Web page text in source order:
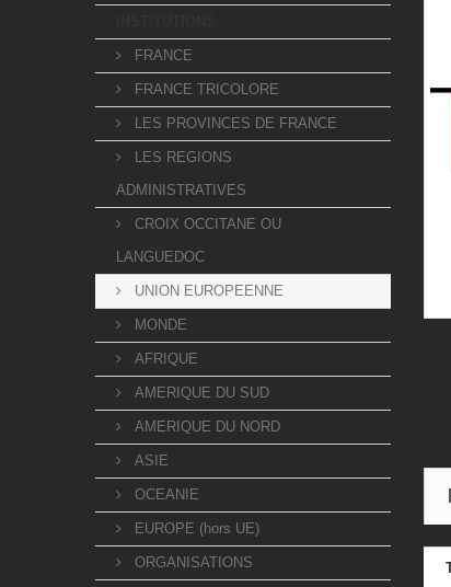
FRANCE
FRANCE TRICOLORE
LES PROVINCES DE FRANCE
LES REGIONS
ADMINISTRATIVES
CROIX OCCITANE OU
LANGUEDOC
UNION EUROPEENNE
MONDE
AFRIQUE
AMERIQUE DU SUD
AMERIQUE DU NORD
ASIE
OCEANIE
EUROPE (hors UE)
ORGANISATIONS